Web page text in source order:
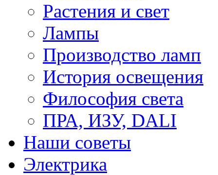
Растения и свет
Лампы
Производство ламп
История освещения
Философия света
ПРА, ИЗУ, DALI
Наши советы
Электрика